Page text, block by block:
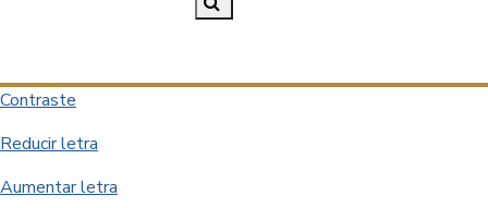
Contraste
Reducir letra
Aumentar letra